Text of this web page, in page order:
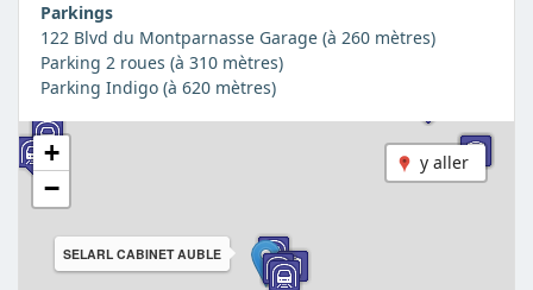
Parkings
122 Blvd du Montparnasse Garage (à 260 mètres)
Parking 2 roues (à 310 mètres)
Parking Indigo (à 620 mètres)
y aller
SELARL CABINET AUBLE
+
−